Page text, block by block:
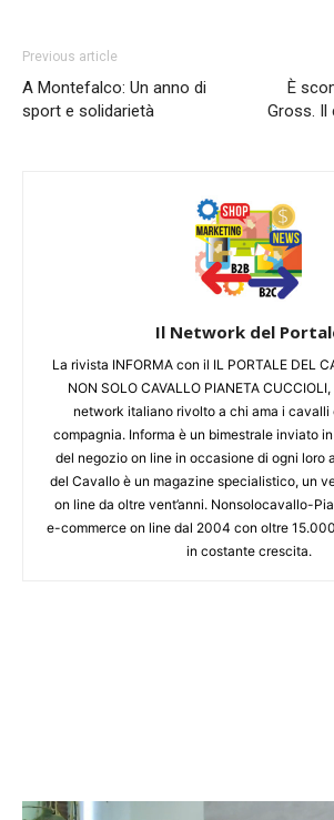
Previous article
A Montefalco: Un anno di
sport e solidarietà
È
Gross. Il
Il Network del
La rivista INFORMA con il IL PORTALE DEL
NON SOLO CAVALLO PIANETA
network italiano rivolto a chi ama i cavalli
compagnia. Informa è un bimestrale inviato
del negozio on line in occasione di ogni loro
del Cavallo è un magazine specialistico, un
on line da oltre vent’anni. Nonsolocavallo-
e-commerce on line dal 2004 con oltre
in costante crescita.